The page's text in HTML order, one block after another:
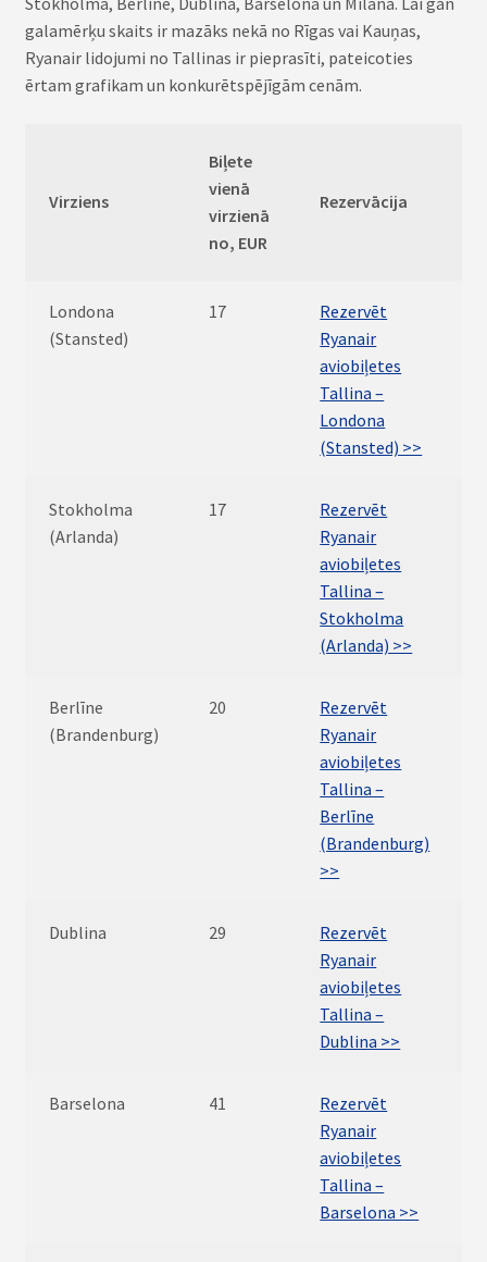
galamērķu skaits ir mazāks nekā no Rīgas vai Kauņas,
Ryanair lidojumi no Tallinas ir pieprasīti, pateicoties
ērtam grafikam un konkurētspējīgām cenām.
Virziens
Biļete
vienā
virzienā
no, EUR
Rezervācija
Londona
(Stansted)
17
Rezervēt
Ryanair
aviobiļetes
Tallina –
Londona
(Stansted) >>
Stokholma
(Arlanda)
17
Rezervēt
Ryanair
aviobiļetes
Tallina –
Stokholma
(Arlanda) >>
Berlīne
(Brandenburg)
20
Rezervēt
Ryanair
aviobiļetes
Tallina –
Berlīne
(Brandenburg)
>>
Dublina 29
Rezervēt
Ryanair
aviobiļetes
Tallina –
Dublina >>
Barselona 41
Rezervēt
Ryanair
aviobiļetes
Tallina –
Barselona >>